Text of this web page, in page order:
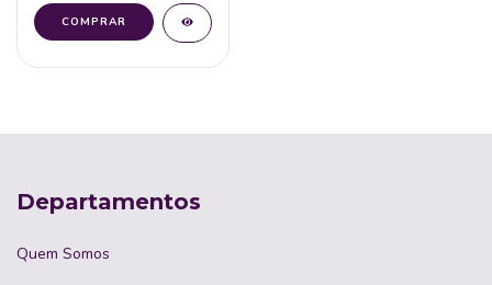
Departamentos
Quem Somos